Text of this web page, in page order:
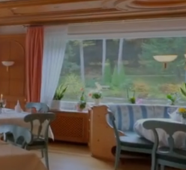
URLAUBBUCHEN
ANFRAGEN